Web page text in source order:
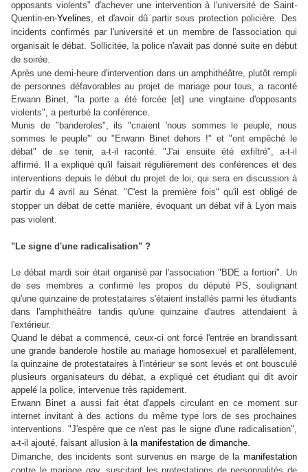
opposants violents" d'achever une intervention à l'université de Saint-
Quentin-en-Yvelines, et d'avoir dû partir sous protection policière. Des
incidents confirmés par l'université et un membre de l'association qui
organisait le débat. Sollicitée, la police n'avait pas donné suite en début
de soirée.
Après une demi-heure d'intervention dans un amphithéâtre, plutôt rempli
de personnes défavorables au projet de mariage pour tous, a raconté
Erwann Binet, "la porte a été forcée [et] une vingtaine d'opposants
violents", a perturbé la conférence.
Munis de "banderoles", ils "criaient 'nous sommes le peuple, nous
sommes le peuple'" ou "Erwann Binet dehors !" et "ont empêché le
débat" de se tenir, a-t-il raconté. "J'ai ensuite été exfiltré", a-t-il
affirmé.
Il a expliqué qu'il faisait régulièrement des conférences et des
interventions depuis le début du projet de loi, qui sera en discussion à
partir du 4 avril au Sénat. "C'est la première fois" qu'il est obligé de
stopper un débat de cette manière, évoquant un débat vif à Lyon mais
pas violent.
"Le signe d'une radicalisation" ?
Le débat mardi soir était organisé par l'association "BDE a fortiori". Un
de ses membres a confirmé les propos du député PS, soulignant
qu'une quinzaine de protestataires s'étaient installés parmi les étudiants
dans l'amphithéâtre tandis qu'une quinzaine d'autres attendaient à
l'extérieur.
Quand le débat a commencé, ceux-ci ont forcé l'entrée en brandissant
une grande banderole hostile au mariage homosexuel et parallèlement,
la quinzaine de protestataires à l'intérieur se sont levés et ont bousculé
plusieurs organisateurs du débat, a expliqué cet étudiant qui dit avoir
appelé la police, intervenue très rapidement.
Erwann Binet a aussi fait état d'appels circulant en ce moment sur
internet invitant à des actions du même type lors de ses prochaines
interventions."J'espère que ce n'est pas le signe d'une radicalisation",
a-t-il ajouté, faisant allusion à la manifestation de dimanche.
Dimanche, des incidents sont survenus en marge de la manifestation